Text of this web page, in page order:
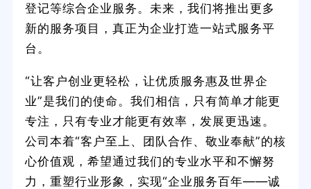
登记等综合企业服务。未来，我们将推出更多
新的服务项目，真正为企业打造一站式服务平
台。
“让客户创业更轻松，让优质服务惠及世界企
业”是我们的使命。我们相信，只有简单才能更
专注，只有专业才能更有效率，发展更迅速。
公司本着“客户至上、团队合作、敬业奉献”的核
心价值观，希望通过我们的专业水平和不懈努
力，重塑行业形象，实现“企业服务百年——诚